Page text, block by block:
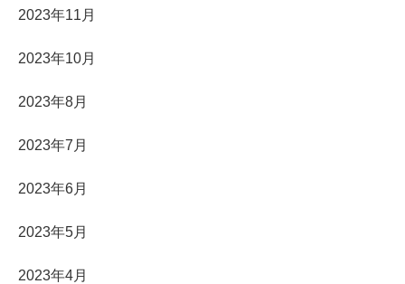
2023年11月
2023年10月
2023年8月
2023年7月
2023年6月
2023年5月
2023年4月